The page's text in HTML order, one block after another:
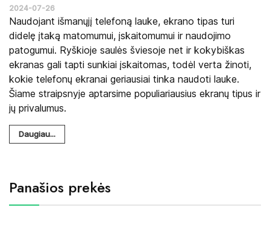
2024-07-26
Naudojant išmanųjį telefoną lauke, ekrano tipas turi
didelę įtaką matomumui, įskaitomumui ir naudojimo
patogumui. Ryškioje saulės šviesoje net ir kokybiškas
ekranas gali tapti sunkiai įskaitomas, todėl verta žinoti,
kokie telefonų ekranai geriausiai tinka naudoti lauke.
Šiame straipsnyje aptarsime populiariausius ekranų tipus ir
jų privalumus.
Daugiau...
Panašios prekės